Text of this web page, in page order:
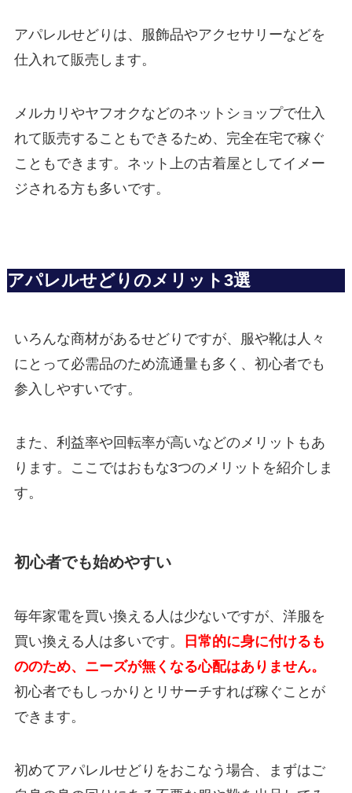
アパレルせどりは、服飾品やアクセサリーなどを
仕入れて販売します。
メルカリやヤフオクなどのネットショップで仕入
れて販売することもできるため、完全在宅で稼ぐ
こともできます。ネット上の古着屋としてイメー
ジされる方も多いです。
アパレルせどりのメリット3選
いろんな商材があるせどりですが、服や靴は人々
にとって必需品のため流通量も多く、初心者でも
参入しやすいです。
また、利益率や回転率が高いなどのメリットもあ
ります。ここではおもな3つのメリットを紹介しま
す。
初心者でも始めやすい
毎年家電を買い換える人は少ないですが、洋服を
買い換える人は多いです。
日常的に身に付けるも
ののため、ニーズが無くなる心配はありません。
初心者でもしっかりとリサーチすれば稼ぐことが
できます。
初めてアパレルせどりをおこなう場合、まずはご